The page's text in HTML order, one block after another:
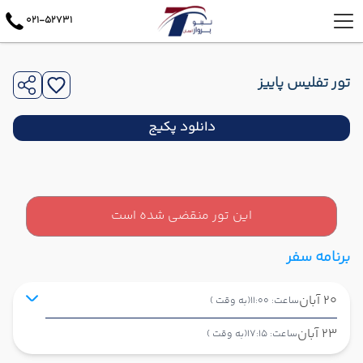
021-52731
تور تفلیس پاییز
دانلود پکیج
این تور منقضی شده است
برنامه سفر
20 آبان ساعت: 11:00 (به وقت )
23 آبان ساعت: 17:15 (به وقت )